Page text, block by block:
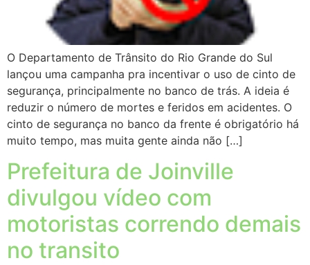
O Departamento de Trânsito do Rio Grande do Sul
lançou uma campanha pra incentivar o uso de cinto de
segurança, principalmente no banco de trás. A ideia é
reduzir o número de mortes e feridos em acidentes. O
cinto de segurança no banco da frente é obrigatório há
muito tempo, mas muita gente ainda não […]
Prefeitura de Joinville
divulgou vídeo com
motoristas correndo demais
no transito